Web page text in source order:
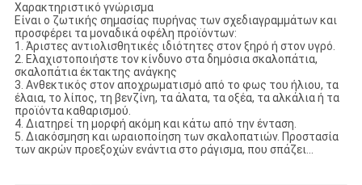
Χαρακτηριστικό γνώρισμα
Είναι ο ζωτικής σημασίας πυρήνας των σχεδιαγραμμάτων και
προσφέρει τα μοναδικά οφέλη προϊόντων:
1. Άριστες αντιολισθητικές ιδιότητες στον ξηρό ή στον υγρό.
2. Ελαχιστοποιήστε τον κίνδυνο στα δημόσια σκαλοπάτια,
σκαλοπάτια έκτακτης ανάγκης
3. Ανθεκτικός στον αποχρωματισμό από το φως του ήλιου, τα
έλαια, το λίπος, τη βενζίνη, τα άλατα, τα οξέα, τα αλκάλια ή τα
προϊόντα καθαρισμού.
4. Διατηρεί τη μορφή ακόμη και κάτω από την ένταση.
5. Διακόσμηση και ωραιοποίηση των σκαλοπατιών. Προστασία
των ακρών προεξοχών ενάντια στο ράγισμα, που σπάζει…